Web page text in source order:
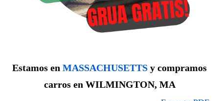
Estamos en MASSACHUSETTS y compramos
carros en WILMINGTON, MA